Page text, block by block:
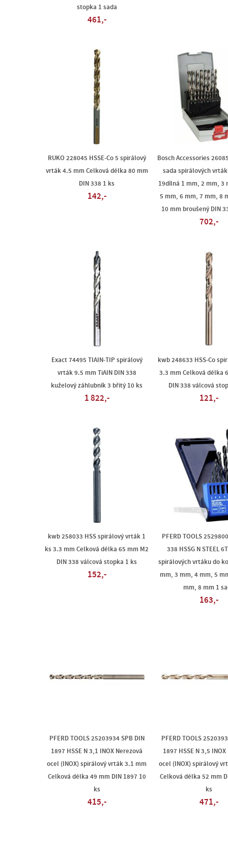
stopka 1 sada
461,-
RUKO 228045 HSSE-Co 5 spirálový
vrták 4.5 mm Celková délka 80 mm
DIN 338 1 ks
142,-
Bosch Accessories
sada spirálových
19dílná 1 mm, 2 mm, 3
5 mm, 6 mm, 7 mm, 8
10 mm broušený DIN
702,-
Exact 74495 TIAIN-TIP spirálový
vrták 9.5 mm TiAIN DIN 338
kuželový záhlubník 3 břitý 10 ks
1 822,-
kwb 248633 HSS-Co
3.3 mm Celková délka
DIN 338 válcová
121,-
kwb 258033 HSS spirálový vrták 1
ks 3.3 mm Celková délka 65 mm M2
DIN 338 válcová stopka 1 ks
152,-
PFERD TOOLS
338 HSSG N STEEL
spirálových vrtáku do
mm, 3 mm, 4 mm, 5
mm, 8 mm 1
163,-
PFERD TOOLS 25203934 SPB DIN
1897 HSSE N 3,1 INOX Nerezová
ocel (INOX) spirálový vrták 3.1 mm
Celková délka 49 mm DIN 1897 10
ks
415,-
PFERD TOOLS
1897 HSSE N 3,5
ocel (INOX) spirálový
Celková délka 52 mm
ks
471,-